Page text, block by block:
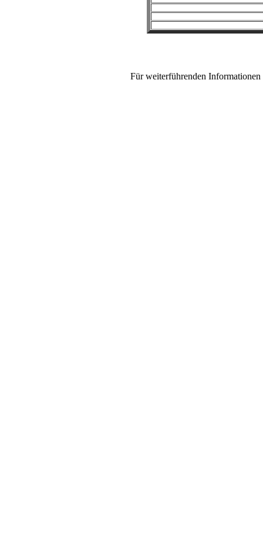
Für weiterführenden